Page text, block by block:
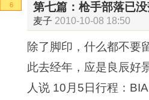
6 第七篇：枪手部落已
麦子 2010-10-08 18:50
除了脚印，什么都不要
此去经年，应是良辰好
人说 10月5日行程：